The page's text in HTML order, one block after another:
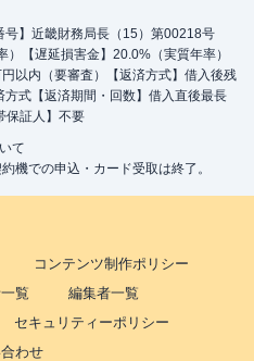
】近畿財務局長（15）第00218号
）【遅延損害金】20.0%（実質年率）
以内（要審査）【返済方式】借入後残
式【返済期間・回数】借入直後最長
保証人】不要
て
機での申込・カード受取は終了。
コンテンツ制作ポリシー
覧
編集者一覧
セキュリティーポリシー
わせ